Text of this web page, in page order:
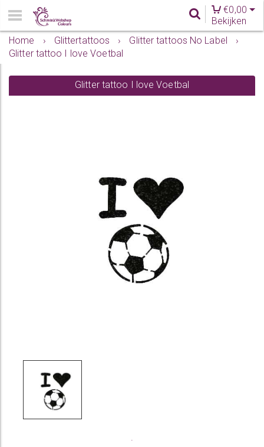
€0,00
Bekijken
Home
› Glittertattoos › Glitter tattoos No Label
›
Glitter tattoo I love Voetbal
Glitter tattoo I love Voetbal
.